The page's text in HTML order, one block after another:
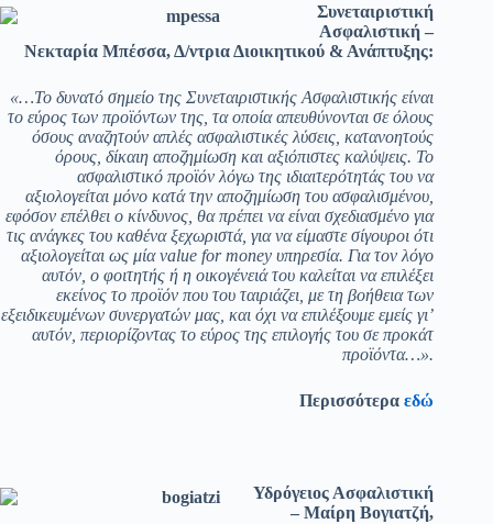
Συνεταιριστική
Ασφαλιστική –
Νεκταρία Μπέσσα, Δ/ντρια Διοικητικού & Ανάπτυξης:
«…Το δυνατό σημείο της Συνεταιριστικής Ασφαλιστικής είναι
το εύρος των προϊόντων της, τα οποία απευθύνονται σε όλους
όσους αναζητούν απλές ασφαλιστικές λύσεις, κατανοητούς
όρους, δίκαιη αποζημίωση και αξιόπιστες καλύψεις. Το
ασφαλιστικό προϊόν λόγω της ιδιαιτερότητάς του να
αξιολογείται μόνο κατά την αποζημίωση του ασφαλισμένου,
εφόσον επέλθει ο κίνδυνος, θα πρέπει να είναι σχεδιασμένο για
τις ανάγκες του καθένα ξεχωριστά, για να είμαστε σίγουροι ότι
αξιολογείται ως μίαvalueformoney υπηρεσία. Για τον λόγο
αυτόν, ο φοιτητής ή η οικογένειά του καλείται να επιλέξει
εκείνος το προϊόν που του ταιριάζει, με τη βοήθεια των
εξειδικευμένων συνεργατών μας, και όχι να επιλέξουμε εμείς γι’
αυτόν, περιορίζοντας το εύρος της επιλογής του σε προκάτ
προϊόντα…».
Περισσότεραεδώ
Υδρόγειος Ασφαλιστική
– Μαίρη Βογιατζή,